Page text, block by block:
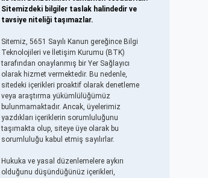
Sitemizdeki bilgiler taslak halindedir ve
tavsiye niteliği taşımazlar.
Sitemiz, 5651 Sayılı Kanun gereğince Bilgi
Teknolojileri ve İletişim Kurumu (BTK)
tarafından onaylanmış bir Yer Sağlayıcı
olarak hizmet vermektedir. Bu nedenle,
sitedeki içerikleri proaktif olarak denetleme
veya araştırma yükümlülüğümüz
bulunmamaktadır. Ancak, üyelerimiz
yazdıkları içeriklerin sorumluluğunu
taşımakta olup, siteye üye olarak bu
sorumluluğu kabul etmiş sayılırlar.
Hukuka ve yasal düzenlemelere aykırı
olduğunu düşündüğünüz içerikleri,